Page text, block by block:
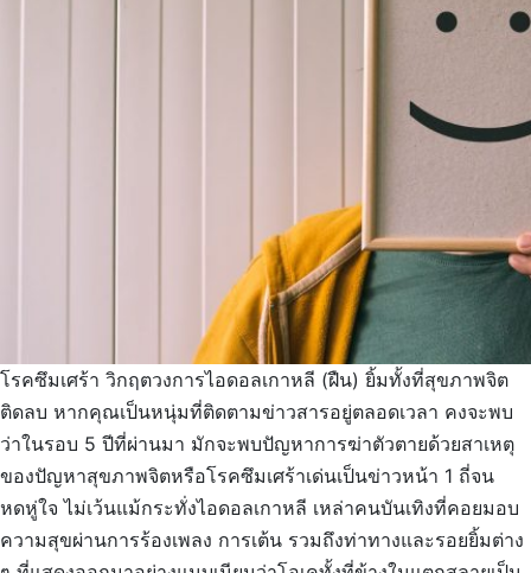
โรคซึมเศร้า วิกฤตวงการไอดอลเกาหลี (ฝืน) ยิ้มทั้งที่สุขภาพจิต
ติดลบ หากคุณเป็นหนุ่มที่ติดตามข่าวสารอยู่ตลอดเวลา คงจะพบ
ว่าในรอบ 5 ปีที่ผ่านมา มักจะพบปัญหาการฆ่าตัวตายด้วยสาเหตุ
ของปัญหาสุขภาพจิตหรือโรคซึมเศร้าเด่นเป็นข่าวหน้า 1 ถี่จน
หดหู่ใจ ไม่เว้นแม้กระทั่งไอดอลเกาหลี เหล่าคนบันเทิงที่คอยมอบ
ความสุขผ่านการร้องเพลง การเต้น รวมถึงท่าทางและรอยยิ้มต่าง